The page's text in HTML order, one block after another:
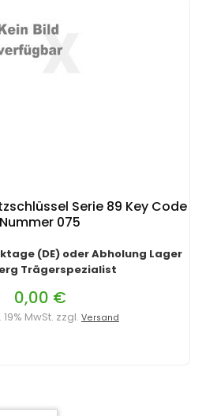
Serie 89 Key Code
Nummer 075
(DE) oder Abholung Lager
Trägerspezialist
0,00 €
19% MwSt. zzgl. Versand